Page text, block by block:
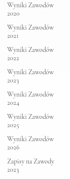
Wyniki Zawodów
2020
Wyniki Zawodów
2021
Wyniki Zawodów
2022
Wyniki Zawodów
2023
Wyniki Zawodów
2024
Wyniki Zawodów
2025
Wyniki Zawodów
2026
Zapisy na Zawody
2023